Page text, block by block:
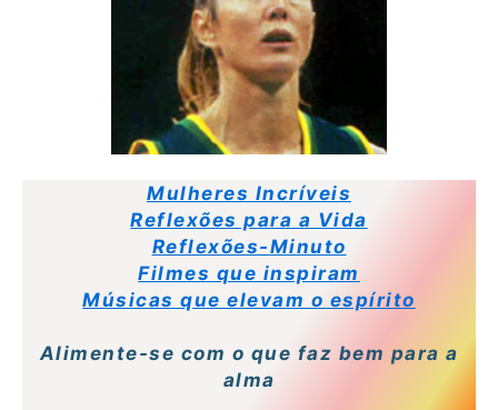
Mulheres Incríveis
Reflexões para a Vida
Reflexões-Minuto
Filmes que inspiram
Músicas que elevam o espírito
Alimente-se com o que faz bem para a
alma